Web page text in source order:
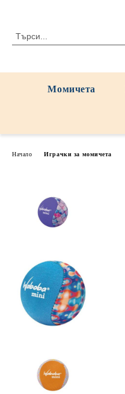
Момичета
Начало Играчки за момичета